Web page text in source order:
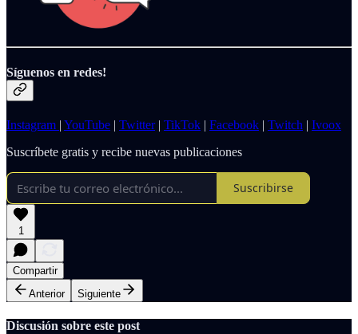
Síguenos en redes!
Instagram | YouTube | Twitter| TikTok | Facebook | Twitch | Ivoox
Suscríbete gratis y recibe nuevas publicaciones
Suscribirse
1
Compartir
Anterior
Siguiente
Discusión sobre este post